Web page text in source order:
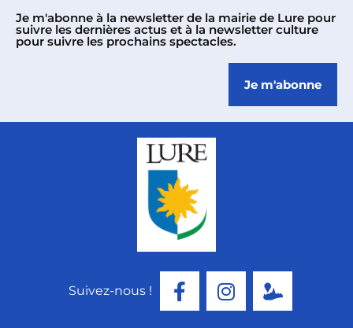
Je m'abonne à la newsletter de la mairie de Lure pour
suivre les dernières actus et à la newsletter culture
pour suivre les prochains spectacles.
Je m'abonne
Suivez-nous !